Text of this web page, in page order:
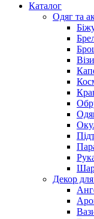
Каталог
Oдяг та
Декор